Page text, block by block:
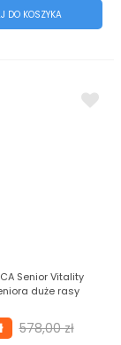
DO KOSZYKA
Senior Vitality
duże rasy
578,00 zł